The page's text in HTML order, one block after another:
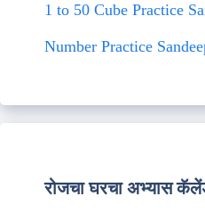
1 to 50 Cube Practice
Number Practice
रोजचा घरचा अभ्यास